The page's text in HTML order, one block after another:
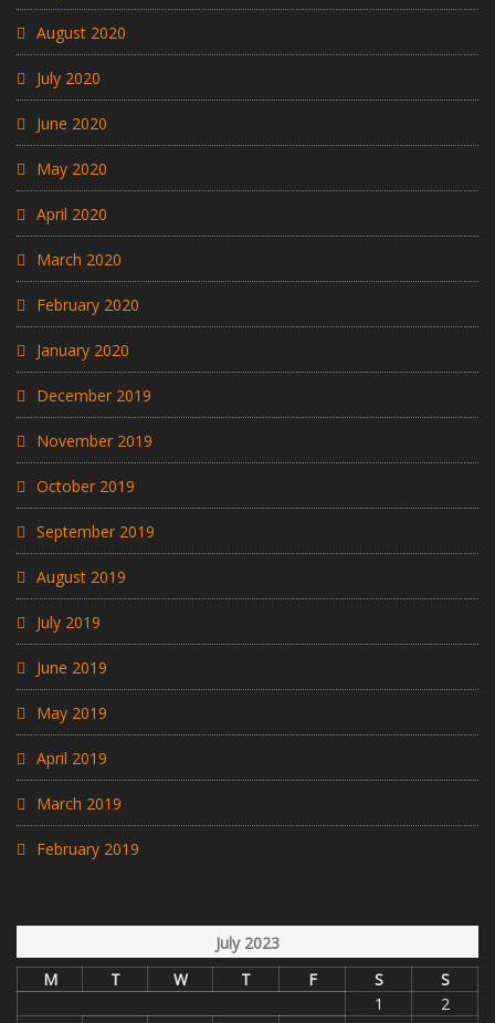
August 2020
July 2020
June 2020
May 2020
April 2020
March 2020
February 2020
January 2020
December 2019
November 2019
October 2019
September 2019
August 2019
July 2019
June 2019
May 2019
April 2019
March 2019
February 2019
July 2023
M
T W T F S
S
1
2